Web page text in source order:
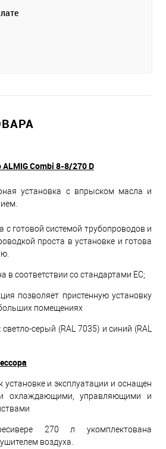
Сombi 8-8/270 D
установка с впрыском масла и
с готовой системой трубопроводов и
проста в установке и готова
в соответствии со стандартами ЕС;
позволяет пристенную установку
помещениях
светло-серый (RAL 7035) и синий (RAL
и эксплуатации и оснащен
охлаждающими, управляющими и
270 л укомплектована
воздуха.